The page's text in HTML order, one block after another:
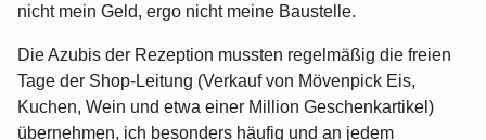
nicht mein Geld, ergo nicht meine Baustelle.
Die Azubis der Rezeption mussten regelmäßig die freien
Tage der Shop-Leitung (Verkauf von Mövenpick Eis,
Kuchen, Wein und etwa einer Million Geschenkartikel)
übernehmen, ich besonders häufig und an jedem